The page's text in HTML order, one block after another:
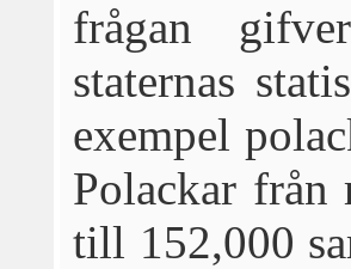
frågan
staternas
exempel
Polackar från
till 152,000